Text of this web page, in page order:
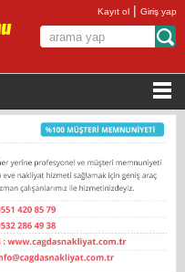
Kayıt ol |Giriş yap